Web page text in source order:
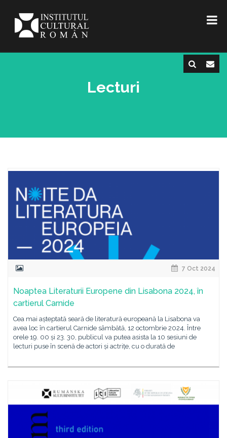
Lecturi
7 Oct 2024
Noaptea Literaturii Europene din Lisabona 2024, în
cartierul Carnide
Cea mai așteptată seară de literatură europeană la Lisabona va
avea loc în cartierul Carnide sâmbătă, 12 octombrie 2024. Între
orele 19. 00 și 23. 30, publicul va putea asista la 10 sesiuni de
lecturi puse în scenă de actori și actrițe, cu o durată de